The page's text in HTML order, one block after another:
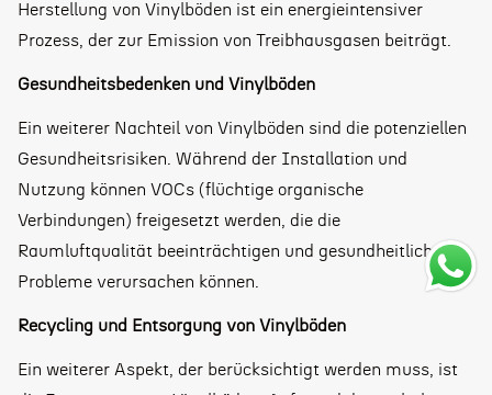
Herstellung von Vinylböden ist ein energieintensiver
Prozess, der zur Emission von Treibhausgasen beiträgt.
Gesundheitsbedenken und Vinylböden
Ein weiterer Nachteil von Vinylböden sind die potenziellen
Gesundheitsrisiken. Während der Installation und
Nutzung können VOCs (flüchtige organische
Verbindungen) freigesetzt werden, die die
Raumluftqualität beeinträchtigen und gesundheitliche
Probleme verursachen können.
Recycling und Entsorgung von Vinylböden
Ein weiterer Aspekt, der berücksichtigt werden muss, ist